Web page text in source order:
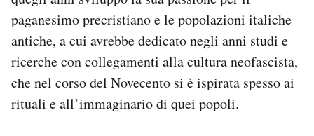
paganesimo precristiano e le popolazioni italiche
antiche, a cui avrebbe dedicato negli anni studi e
ricerche con collegamenti alla cultura neofascista,
che nel corso del Novecento si è ispirata spesso ai
rituali e all’immaginario di quei popoli.